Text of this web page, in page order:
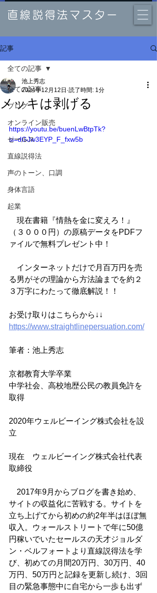
直線説得法マスター
記事
全ての記事
ブログ
オンライン販売
セールス
直線説得法
声のトーン、口調
身体言語
起業
全ての記事
メッキは剥げる
池上秀志
2024年12月12日 読了時間: 1分
https://youtu.be/buenLwBtpTk?
si=dGJw3EYP_F_fxw5b
現在書籍『情熱を金に変えろ！』
（３０００円）の原稿データをPDFフ
ァイルで無料プレゼント中！
インターネットだけで月百万円を売
る男がその理論から方法論までを約２
３万字にわたって徹底解説！！
お受け取りはこちらから↓↓
https://www.straightlinepersuation.com/
筆者：池上秀志
京都教育大学卒業
中学社会、高校地歴公民の教員免許を
取得
2020年ウェルビーイング株式会社を設
立
現在　ウェルビーイング株式会社代表
取締役
2017年9月からブログを書き始め、
サイトの収益化に苦戦する。サイトを
立ち上げてから初めの約2年半はほぼ無
収入。ウォールストリートで年に50億
円稼いでいたセールスの天才ジョルダ
ン・ベルフォートより直線説得法を学
び、初めての月間20万円、30万円、40
万円、50万円と記録を更新し続け、3回
目の緊急事態中に自宅から一歩も出ず